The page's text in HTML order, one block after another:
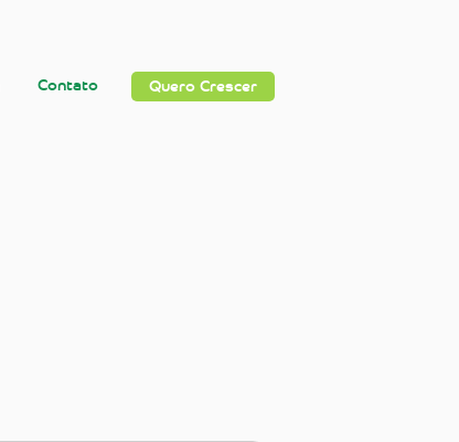
Contato Quero Crescer